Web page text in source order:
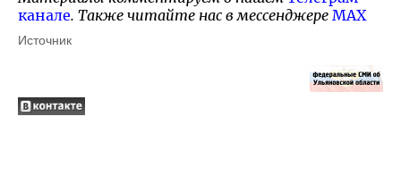
канале. Также читайте нас в мессенджере MAX
Источник